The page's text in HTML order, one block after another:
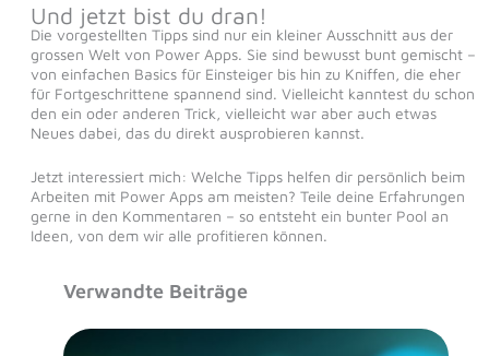
Und jetzt bist du dran!
Die vorgestellten Tipps sind nur ein kleiner Ausschnitt aus der
grossen Welt von Power Apps. Sie sind bewusst bunt gemischt –
von einfachen Basics für Einsteiger bis hin zu Kniffen, die eher
für Fortgeschrittene spannend sind. Vielleicht kanntest du schon
den ein oder anderen Trick, vielleicht war aber auch etwas
Neues dabei, das du direkt ausprobieren kannst.
Jetzt interessiert mich: Welche Tipps helfen dir persönlich beim
Arbeiten mit Power Apps am meisten? Teile deine Erfahrungen
gerne in den Kommentaren – so entsteht ein bunter Pool an
Ideen, von dem wir alle profitieren können.
Verwandte Beiträge